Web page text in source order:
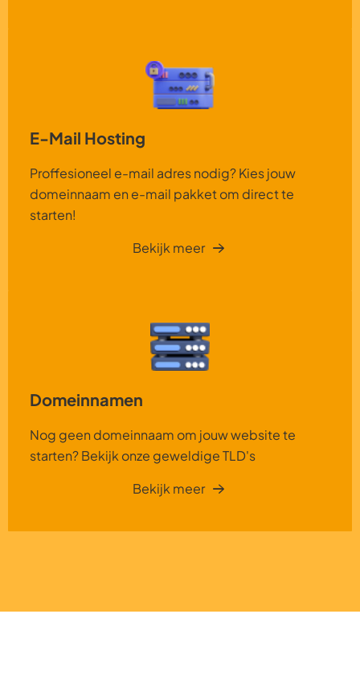
E-Mail Hosting
Proffesioneel e-mail adres nodig? Kies jouw
domeinnaam en e-mail pakket om direct te
starten!
Bekijk meer
Domeinnamen
Nog geen domeinnaam om jouw website te
starten? Bekijk onze geweldige TLD's
Bekijk meer